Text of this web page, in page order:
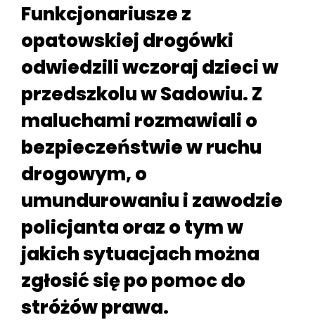
Funkcjonariusze z
opatowskiej drogówki
odwiedzili wczoraj dzieci w
przedszkolu w Sadowiu. Z
maluchami rozmawiali o
bezpieczeństwie w ruchu
drogowym, o
umundurowaniu i zawodzie
policjanta oraz o tym w
jakich sytuacjach można
zgłosić się po pomoc do
stróżów prawa.